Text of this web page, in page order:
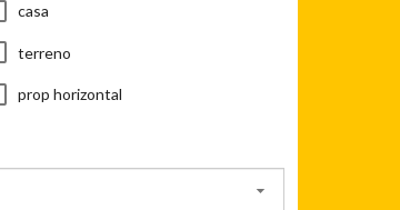
casa
terreno
prop horizontal